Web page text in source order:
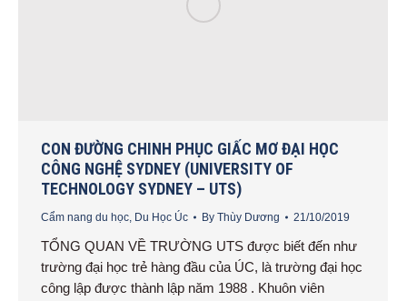
CON ĐƯỜNG CHINH PHỤC GIẤC MƠ ĐẠI HỌC
CÔNG NGHỆ SYDNEY (UNIVERSITY OF
TECHNOLOGY SYDNEY – UTS)
Cẩm nang du học, Du Học Úc By Thùy Dương 21/10/2019
TỔNG QUAN VỀ TRƯỜNG UTS được biết đến như
trường đại học trẻ hàng đầu của ÚC, là trường đại học
công lập được thành lập năm 1988 . Khuôn viên